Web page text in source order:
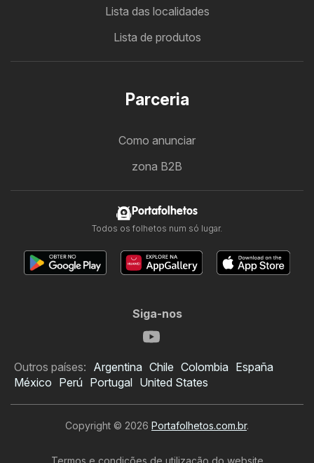
Lista das localidades
Lista de produtos
Parceria
Como anunciar
zona B2B
Portafolhetos
Todos os folhetos num só lugar.
Siga-nos
Outros países: Argentina Chile Colombia España
México Perú Portugal United States
Copyright © 2026 Portafolhetos.com.br.
Termos e condições de utilização do website